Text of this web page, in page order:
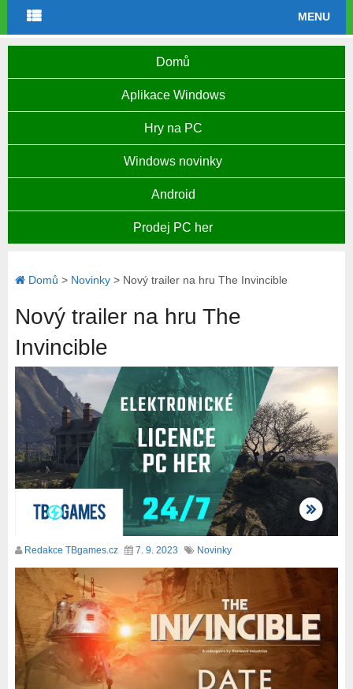
MENU
Domů
Aplikace Windows
Hry na PC
Windows novinky
Android
Prodej PC her
Domů > Novinky> Nový trailer na hru The Invincible
Nový trailer na hru The
Invincible
Redakce TBgames.cz 7. 9. 2023 Novinky